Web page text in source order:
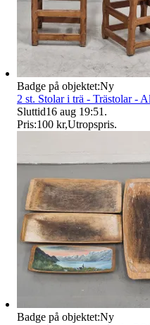
Badge på objektet:Ny
2 st. Stolar i trä - Trästolar -
Sluttid16 aug 19:51 .
Pris:100 kr,Utropspris.
Badge på objektet:Ny